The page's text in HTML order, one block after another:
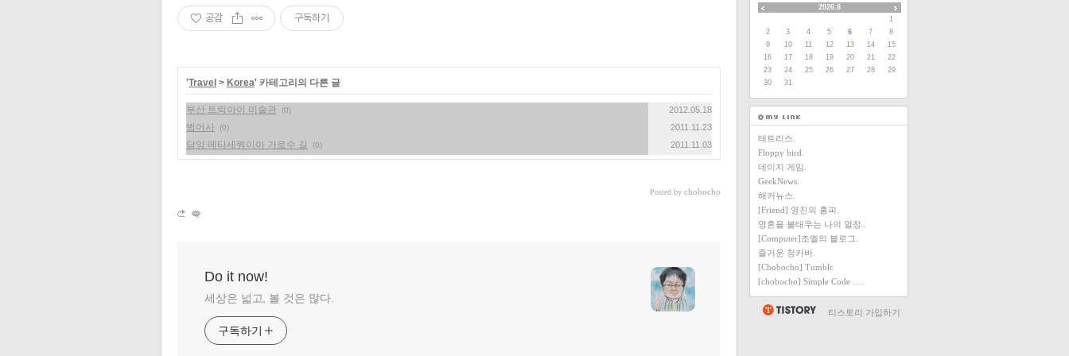
공감 구독하기
'Travel > Korea' 카테고리의 다른 글
부산 트릭아이 미술관 (0) 2012.05.18
범어사 (0) 2011.11.23
담양 메타세쿼이아 가로수 길 (0) 2011.11.03
Posted by chobocho
Do it now!
세상은 넓고, 볼 것은 많다.
구독하기
2026.8
1
2
3 4 5 6 7
8
9
10 11 12 13 14
15
16
17 18 19 20 21
22
23
24 25 26 27 28
29
30
31
테트리스.
Floppy bird.
데이지 게임.
GeekNews.
해커뉴스.
[Friend] 영진의 홈피.
영혼을 불태우는 나의 열정..
[Computer]조엘의 블로그.
즐거운 청카바.
[Chobocho] Tumblr.
[chobocho] Simple Code ….
티스토리 가입하기